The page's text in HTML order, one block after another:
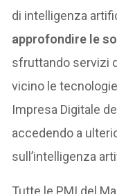
di intelligenza
approfondire le
sfruttando servizi
vicino le
Impresa Digitale
accedendo a
sull’intelligenza
Tutte le PMI del